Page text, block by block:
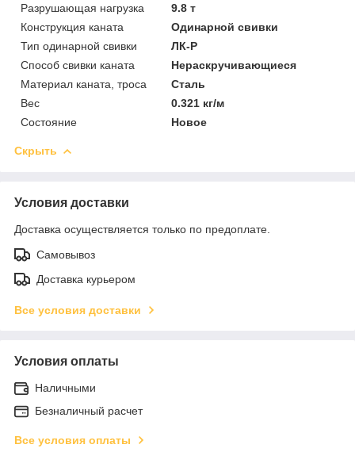
Разрушающая нагрузка
9.8 т
Конструкция каната
Одинарной свивки
Тип одинарной свивки
ЛК-Р
Способ свивки каната
Нераскручивающиеся
Материал каната, троса
Сталь
Вес
0.321 кг/м
Состояние
Новое
Скрыть
Условия доставки
Доставка осуществляется только по предоплате.
Самовывоз
Доставка курьером
Все условия доставки
Условия оплаты
Наличными
Безналичный расчет
Все условия оплаты